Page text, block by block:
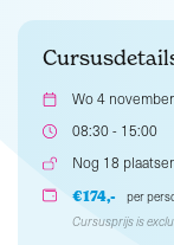
Wo 4
08:30 - 15:00
Nog 18
€174,-
per
Cursusprijs is